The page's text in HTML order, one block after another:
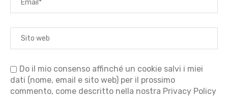
Do il mio consenso affinché un cookie salvi i miei
dati (nome, email e sito web) per il prossimo
commento, come descritto nella nostra Privacy Policy